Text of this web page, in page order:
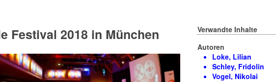
Festival 2018 in München
Verwandte Inhalte
Autoren
Loke, Lilian
Schley, Fridolin
Vogel, Nikolai